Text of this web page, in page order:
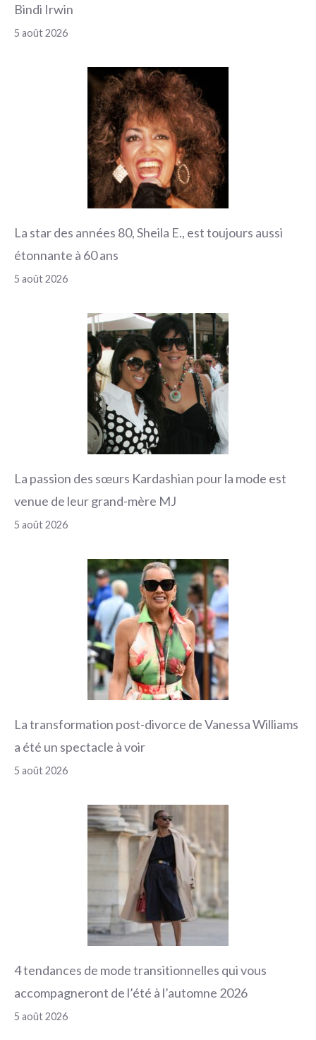
Bindi Irwin
5 août 2026
La star des années 80, Sheila E., est toujours aussi
étonnante à 60 ans
5 août 2026
La passion des sœurs Kardashian pour la mode est
venue de leur grand-mère MJ
5 août 2026
La transformation post-divorce de Vanessa Williams
a été un spectacle à voir
5 août 2026
4 tendances de mode transitionnelles qui vous
accompagneront de l’été à l’automne 2026
5 août 2026